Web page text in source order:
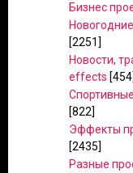
Бизнес
[2251]
Новости,
effects [454]
[822]
Эффекты
[2435]
Разные